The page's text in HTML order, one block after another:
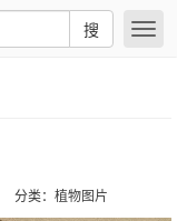
搜
分类： 植物图片